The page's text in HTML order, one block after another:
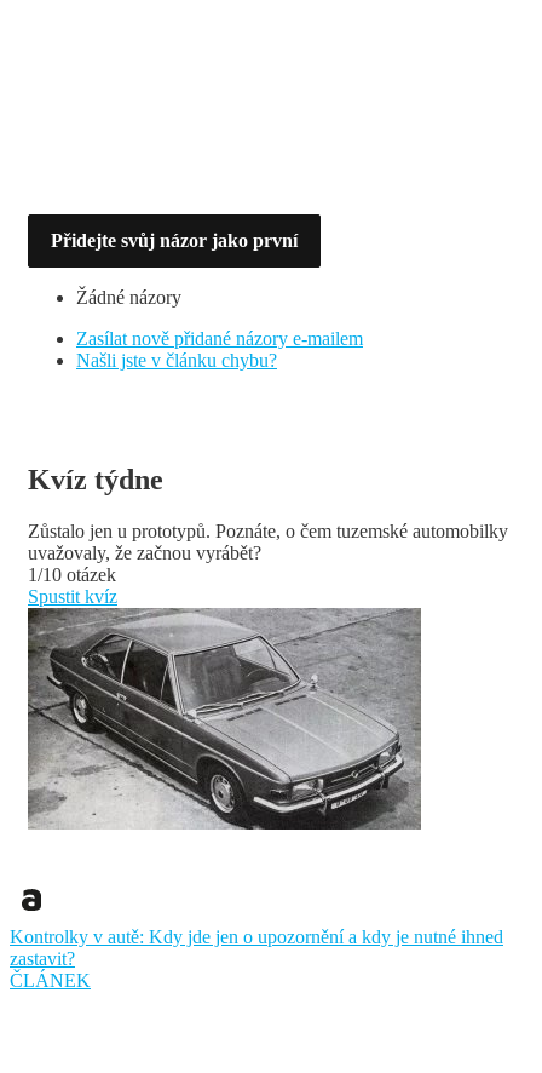
Přidejte svůj názor jako první
Žádné názory
Zasílat nově přidané názory e-mailem
Našli jste v článku chybu?
Kvíz týdne
Zůstalo jen u prototypů. Poznáte, o čem tuzemské automobilky
uvažovaly, že začnou vyrábět?
1/10 otázek
Spustit kvíz
Kontrolky v autě: Kdy jde jen o upozornění a kdy je nutné ihned
zastavit?
ČLÁNEK